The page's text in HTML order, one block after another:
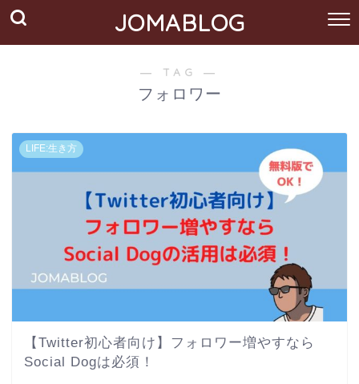
JOMABLOG
― TAG ―
フォロワー
LIFE:生き方
【Twitter初心者向け】フォロワー増やすなら
Social Dogは必須！